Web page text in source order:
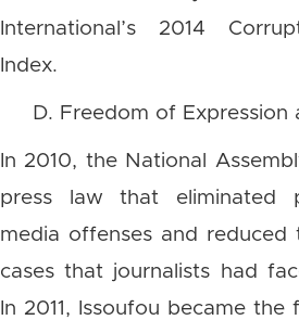
International’s 2014
Index.
D. Freedom of Expression
In 2010, the National
press law that eliminated
media offenses and reduced
cases that journalists had
In 2011, Issoufou became